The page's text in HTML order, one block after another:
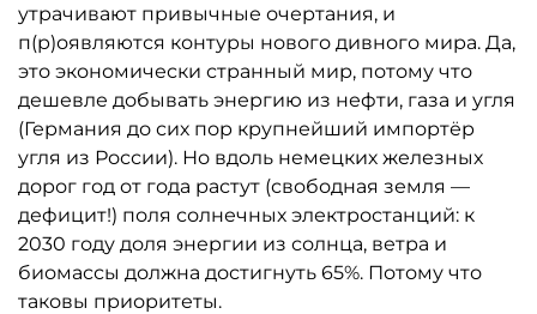
утрачивают привычные очертания, и
п(р)оявляются контуры нового дивного мира. Да,
это экономически странный мир, потому что
дешевле добывать энергию из нефти, газа и угля
(Германия до сих пор крупнейший импортёр
угля из России). Но вдоль немецких железных
дорог год от года растут (свободная земля —
дефицит!) поля солнечных электростанций: к
2030 году доля энергии из солнца, ветра и
биомассы должна достигнуть 65%. Потому что
таковы приоритеты.